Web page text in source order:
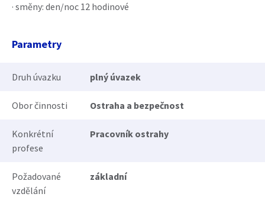
· směny: den/noc 12 hodinové
Parametry
Druh úvazku plný úvazek
Obor činnosti Ostraha a bezpečnost
Konkrétní
profese
Pracovník ostrahy
Požadované
vzdělání
základní